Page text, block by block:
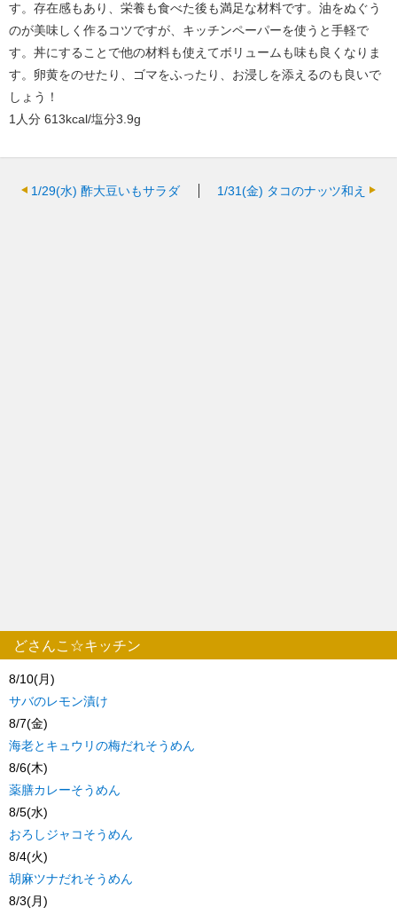
す。存在感もあり、栄養も食べた後も満足な材料です。油をぬぐう
のが美味しく作るコツですが、キッチンペーパーを使うと手軽で
す。丼にすることで他の材料も使えてボリュームも味も良くなりま
す。卵黄をのせたり、ゴマをふったり、お浸しを添えるのも良いで
しょう！
1人分 613kcal/塩分3.9g
1/29(水) 酢大豆いもサラダ 1/31(金) タコのナッツ和え
どさんこ☆キッチン
8/10(月)
サバのレモン漬け
8/7(金)
海老とキュウリの梅だれそうめん
8/6(木)
薬膳カレーそうめん
8/5(水)
おろしジャコそうめん
8/4(火)
胡麻ツナだれそうめん
8/3(月)